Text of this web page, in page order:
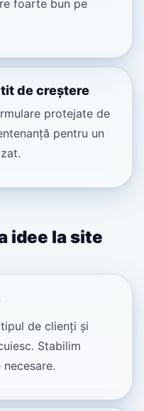
foarte bun pe
de creștere
protejate de
pentru un
idee la site
de clienți și
Stabilim